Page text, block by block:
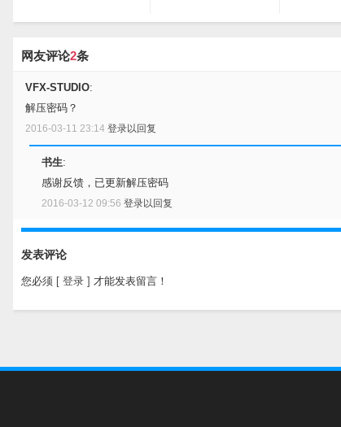
网友评论2条
VFX-STUDIO:
解压密码？
2016-03-11 23:14 登录以回复
书生:
感谢反馈，已更新解压密码
2016-03-12 09:56 登录以回复
发表评论
您必须 [ 登录 ] 才能发表留言！